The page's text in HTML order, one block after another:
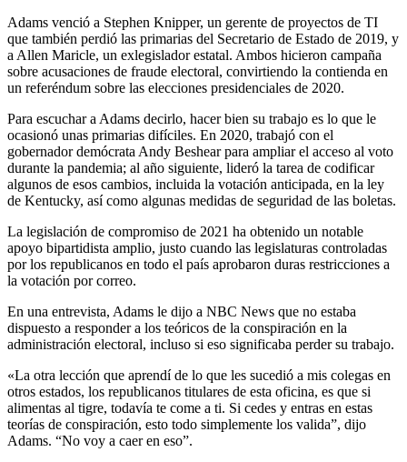
Adams venció a Stephen Knipper, un gerente de proyectos de TI
que también perdió las primarias del Secretario de Estado de 2019, y
a Allen Maricle, un exlegislador estatal. Ambos hicieron campaña
sobre acusaciones de fraude electoral, convirtiendo la contienda en
un referéndum sobre las elecciones presidenciales de 2020.
Para escuchar a Adams decirlo, hacer bien su trabajo es lo que le
ocasionó unas primarias difíciles. En 2020, trabajó con el
gobernador demócrata Andy Beshear para ampliar el acceso al voto
durante la pandemia; al año siguiente, lideró la tarea de codificar
algunos de esos cambios, incluida la votación anticipada, en la ley
de Kentucky, así como algunas medidas de seguridad de las boletas.
La legislación de compromiso de 2021 ha obtenido un notable
apoyo bipartidista amplio, justo cuando las legislaturas controladas
por los republicanos en todo el país aprobaron duras restricciones a
la votación por correo.
En una entrevista, Adams le dijo a NBC News que no estaba
dispuesto a responder a los teóricos de la conspiración en la
administración electoral, incluso si eso significaba perder su trabajo.
«La otra lección que aprendí de lo que les sucedió a mis colegas en
otros estados, los republicanos titulares de esta oficina, es que si
alimentas al tigre, todavía te come a ti. Si cedes y entras en estas
teorías de conspiración, esto todo simplemente los valida”, dijo
Adams. “No voy a caer en eso”.